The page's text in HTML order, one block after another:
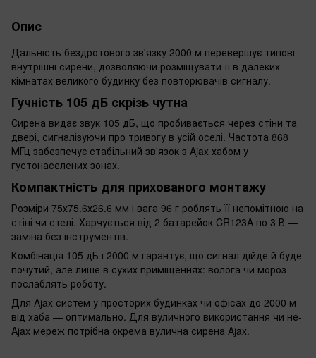
Опис
Дальність бездротового зв'язку 2000 м перевершує типові
внутрішні сирени, дозволяючи розміщувати її в далеких
кімнатах великого будинку без повторювачів сигналу.
Гучність 105 дБ скрізь чутна
Сирена видає звук 105 дБ, що пробивається через стіни та
двері, сигналізуючи про тривогу в усій оселі. Частота 868
МГц забезпечує стабільний зв'язок з Ajax хабом у
густонаселених зонах.
Компактність для прихованого монтажу
Розміри 75х75.6х26.6 мм і вага 96 г роблять її непомітною на
стіні чи стелі. Харчується від 2 батарейок CR123A по 3 В —
заміна без інструментів.
Комбінація 105 дБ і 2000 м гарантує, що сигнал дійде й буде
почутий, але лише в сухих приміщеннях: волога чи мороз
послаблять роботу.
Для Ajax систем у просторих будинках чи офісах до 2000 м
від хаба — оптимально. Для вуличного використання чи не-
Ajax мереж потрібна окрема вулична сирена Ajax.